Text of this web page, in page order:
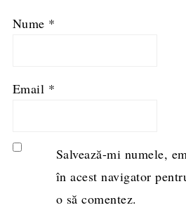
Nume *
Email *
Salvează-mi numele,
în acest navigator
o să comentez.